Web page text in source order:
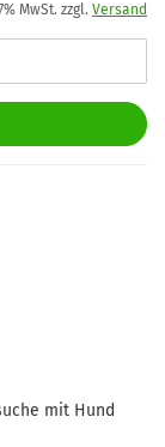
MwSt. zzgl. Versand
mit Hund